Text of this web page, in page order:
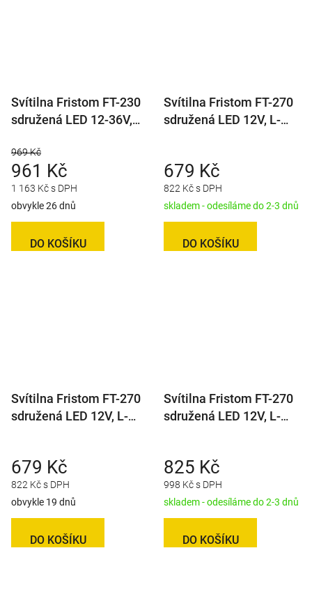
Svítilna Fristom FT-230
sdružená LED 12-36V,
dynamický blinkr, baj5
1 163 Kč s DPH
961 Kč
969 Kč
obvykle 26 dnů
DO KOŠÍKU
Svítilna Fristom FT-270
sdružená LED 12V, L-
822 Kč s DPH
679 Kč
skladem - odesíláme do 2-3 dnů
DO KOŠÍKU
Svítilna Fristom FT-270
sdružená LED 12V, L-
822 Kč s DPH
679 Kč
obvykle 19 dnů
DO KOŠÍKU
Svítilna Fristom FT-270
sdružená LED 12V, L-
baj5
998 Kč s DPH
825 Kč
skladem - odesíláme do 2-3 dnů
DO KOŠÍKU